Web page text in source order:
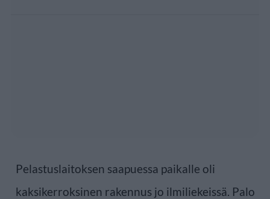
Pelastuslaitoksen saapuessa paikalle oli
kaksikerroksinen rakennus jo ilmiliekeissä. Palo